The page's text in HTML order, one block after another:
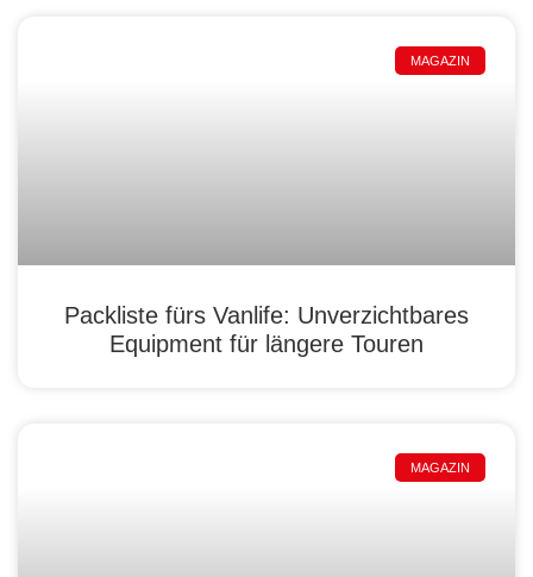
MAGAZIN
Packliste fürs Vanlife: Unverzichtbares
Equipment für längere Touren
MAGAZIN